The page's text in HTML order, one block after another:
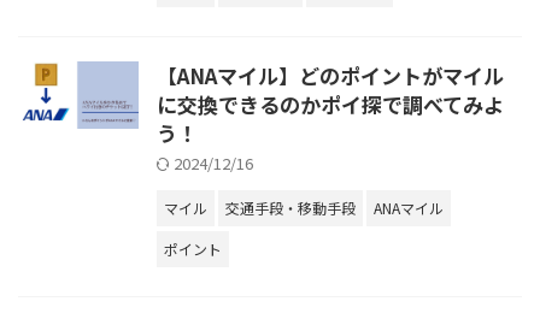
【ANAマイル】どのポイントがマイル
に交換できるのかポイ探で調べてみよ
う！
2024/12/16
マイル 交通手段・移動手段
ANAマイル
ポイント